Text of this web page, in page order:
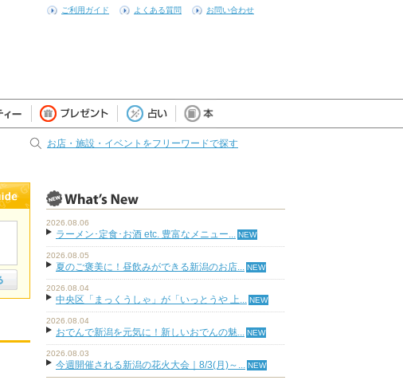
ご利用ガイド よくある質問 お問い合わせ
お店・施設・イベントをフリーワードで探す
2026.08.06
ラーメン･定食･お酒 etc. 豊富なメニュー...
2026.08.05
夏のご褒美に！昼飲みができる新潟のお店...
2026.08.04
中央区「まっくうしゃ」が「いっとうや 上...
2026.08.04
おでんで新潟を元気に！新しいおでんの魅...
2026.08.03
今週開催される新潟の花火大会｜8/3(月)～...